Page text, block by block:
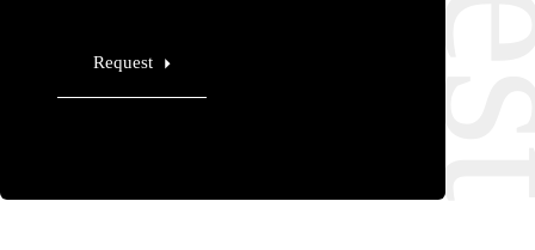
Request